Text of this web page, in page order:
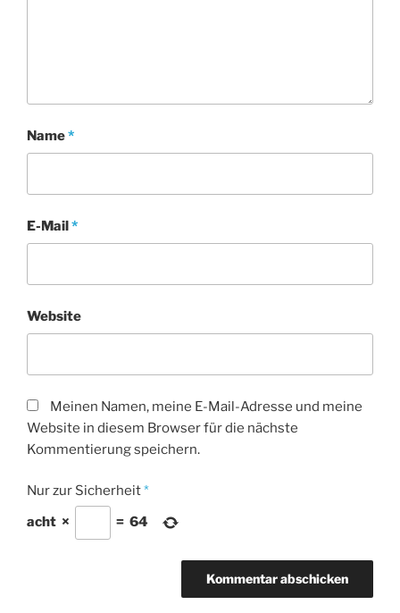
Name*
E-Mail*
Website
Meinen Namen, meine E-Mail-Adresse und meine
Website in diesem Browser für die nächste
Kommentierung speichern.
Nur zur Sicherheit*
acht × = 64